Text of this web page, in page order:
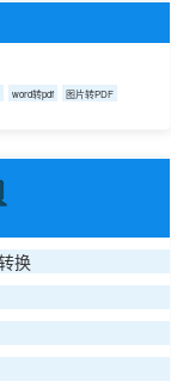
word转pdf
图片转PDF
换